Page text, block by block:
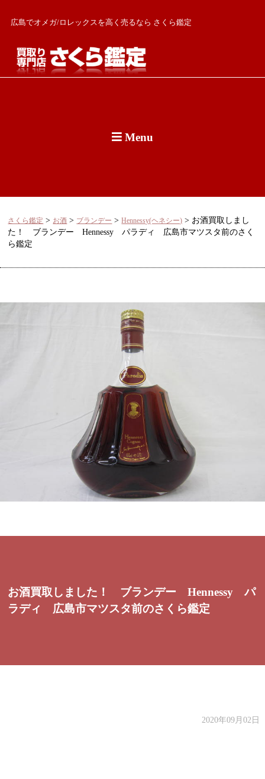
広島でオメガ/ロレックスを高く売るなら さくら鑑定
Menu
さくら鑑定 > お酒 > ブランデー >Hennessy(ヘネシー) > お酒買取しまし
た！ ブランデー Hennessy パラディ 広島市マツスタ前のさく
ら鑑定
お酒買取しました！ ブランデー Hennessy パ
ラディ 広島市マツスタ前のさくら鑑定
2020年09月02日